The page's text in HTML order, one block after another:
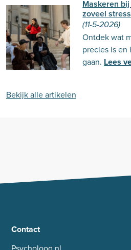
Maskeren
zoveel
(11-5-2026)
Ontdek wat
precies is en
gaan. Lees
Bekijk alle artikelen
Contact